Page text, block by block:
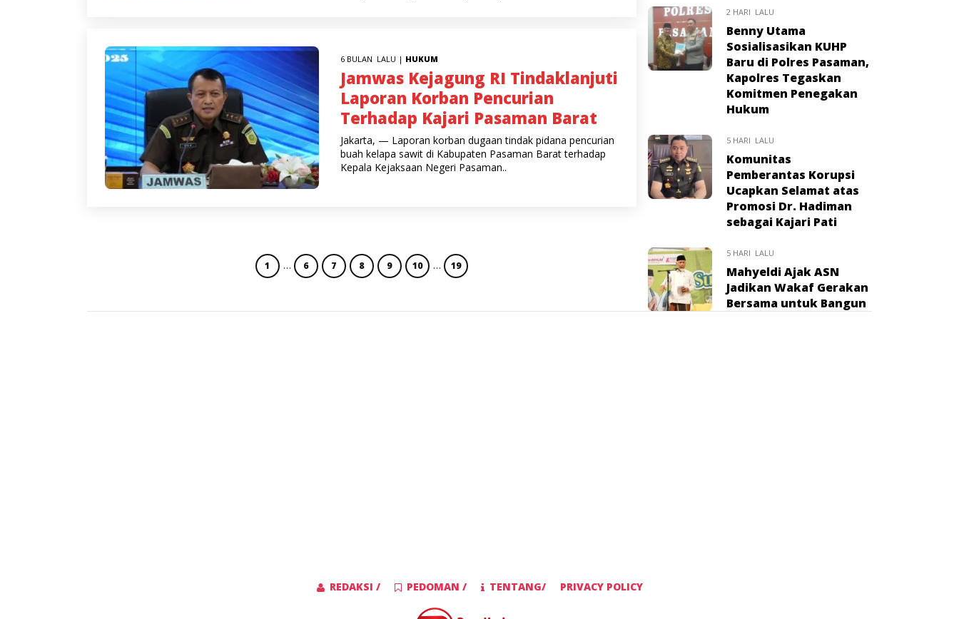
6 BULAN LALU | HUKUM
Jamwas Kejagung RI Tindaklanjuti
Laporan Korban Pencurian
Terhadap Kajari Pasaman Barat
Jakarta, — Laporan korban dugaan tindak pidana pencurian
buah kelapa sawit di Kabupaten Pasaman Barat terhadap
Kepala Kejaksaan Negeri Pasaman..
1 … 6 7 8 9 10 … 19
2 HARI LALU
Benny Utama
Sosialisasikan KUHP
Baru di Polres Pasaman,
Kapolres Tegaskan
Komitmen Penegakan
Hukum
5 HARI LALU
Komunitas
Pemberantas Korupsi
Ucapkan Selamat atas
Promosi Dr. Hadiman
sebagai Kajari Pati
5 HARI LALU
Mahyeldi Ajak ASN
Jadikan Wakaf Gerakan
Bersama untuk Bangun
REDAKSI / PEDOMAN / TENTANG/ PRIVACY POLICY